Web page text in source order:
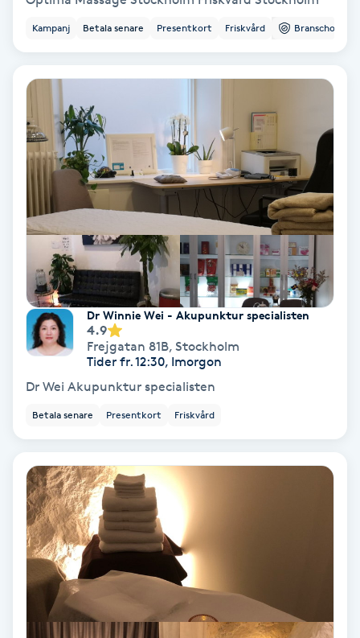
Babylights
Balayage
Bambumassage
Barber
Barnklippning
BIAB
Blowout
Bottenfärg
Brynformning
Brynfärgning
Brynplockning
Bröllopsuppsättning
Kampanj Betala senare Presentkort Friskvård Branschorg.
Dr Winnie Wei - Akupunktur specialisten
4.9
Frejgatan 81B, Stockholm
Tider fr. 12:30, Imorgon
Dr Wei Akupunktur specialisten
Betala senare Presentkort Friskvård